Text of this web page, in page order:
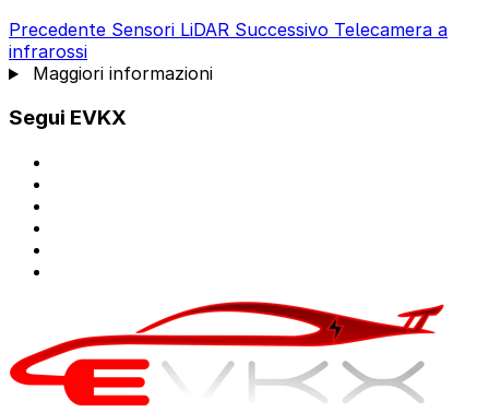
Precedente Sensori LiDAR Successivo Telecamera a
infrarossi
Maggiori informazioni
Segui EVKX